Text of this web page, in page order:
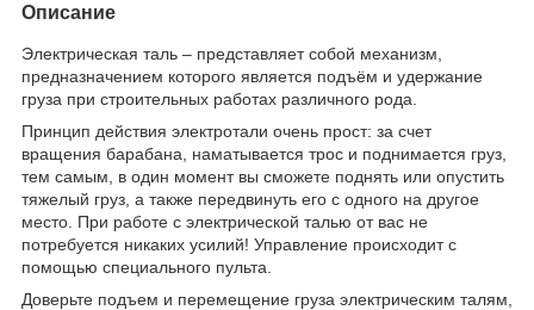
Описание
Электрическая таль – представляет собой механизм,
предназначением которого является подъём и удержание
груза при строительных работах различного рода.
Принцип действия электротали очень прост: за счет
вращения барабана, наматывается трос и поднимается груз,
тем самым, в один момент вы сможете поднять или опустить
тяжелый груз, а также передвинуть его с одного на другое
место. При работе с электрической талью от вас не
потребуется никаких усилий! Управление происходит с
помощью специального пульта.
Доверьте подъем и перемещение груза электрическим талям,